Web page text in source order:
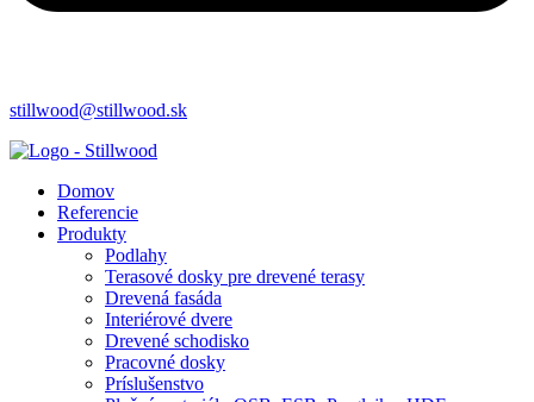
stillwood@stillwood.sk
Domov
Referencie
Produkty
Podlahy
Terasové dosky pre drevené terasy
Drevená fasáda
Interiérové dvere
Drevené schodisko
Pracovné dosky
Príslušenstvo